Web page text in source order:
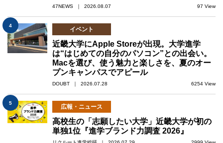
47NEWS ｜ 2026.08.07 97 View
4
イベント
近畿大学にApple Storeが出現。大学進学
は“はじめての自分のパソコン”との出会い。
Macを選び、使う魅力と楽しさを、夏のオー
プンキャンパスでアピール
DOUBT ｜ 2026.07.28 6254 View
5
広報・ニュース
高校生の「志願したい大学」近畿大学が初の
単独1位『進学ブランド力調査 2026』